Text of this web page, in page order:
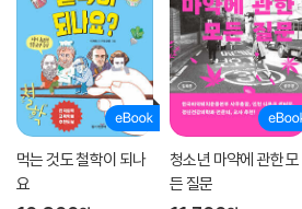
할까요?
ㆍ가해 학생의 부모에게 교사가 어떤 얘기를
ㆍ교사, 상담사, 간호사는 어떤 교육을 받을 수
SNS 폭력에 대처하는 법
ㆍ온라인상의 괴롭힘은 일반적인 괴롭힘과
ㆍ온라인상의 괴롭힘은 어떤 형태로 나타나
ㆍ문자 메시지로 벌어지는 괴롭힘에 어떻게
양육자, 피해자/가해자 가족 등이 끼어들면
경우가 많다는 지적이다. 예를 들어 피해 학
다시는 자신의 아이를 괴롭히지 말라고 주의
이후에 조심할 것 같지만, 전혀 그렇지 않다는
아니라 그 사건을 지켜본 방관자 학생들까지,
결에 끼어들 만큼 유약한 존재란 편견만 갖게
은 학생대로 부모의 등장에 더 움츠러들고 창
저자는 8세 이후부터는 부모의 개입이 학교 내
먹는 것도 철학이 되나
요
청소년 마약에 관한 모
든 질문